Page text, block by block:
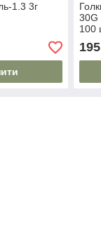
1.3 3г
30G
100
195